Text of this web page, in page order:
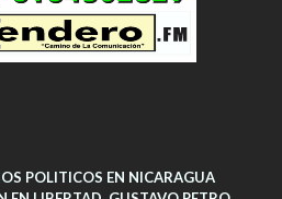
POLITICOS EN NICARAGUA